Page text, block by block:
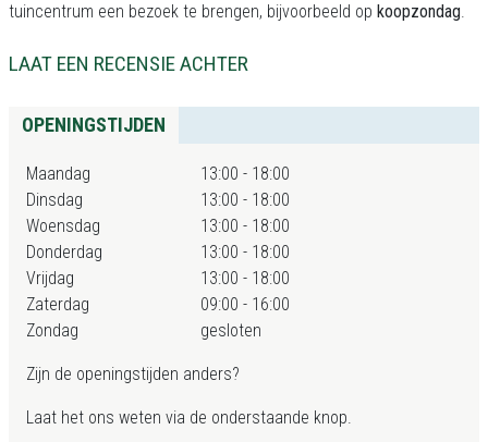
tuincentrum een bezoek te brengen, bijvoorbeeld op koopzondag.
LAAT EEN RECENSIE ACHTER
OPENINGSTIJDEN
Maandag
13:00 - 18:00
Dinsdag
13:00 - 18:00
Woensdag
13:00 - 18:00
Donderdag
13:00 - 18:00
Vrijdag
13:00 - 18:00
Zaterdag
09:00 - 16:00
Zondag
gesloten
Zijn de openingstijden anders?
Laat het ons weten via de onderstaande knop.